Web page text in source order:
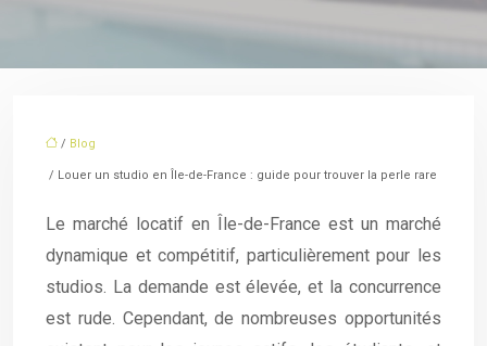
/ Blog
/ Louer un studio en Île-de-France : guide pour trouver la perle rare
Le marché locatif en Île-de-France est un marché
dynamique et compétitif, particulièrement pour les
studios. La demande est élevée, et la concurrence
est rude. Cependant, de nombreuses opportunités